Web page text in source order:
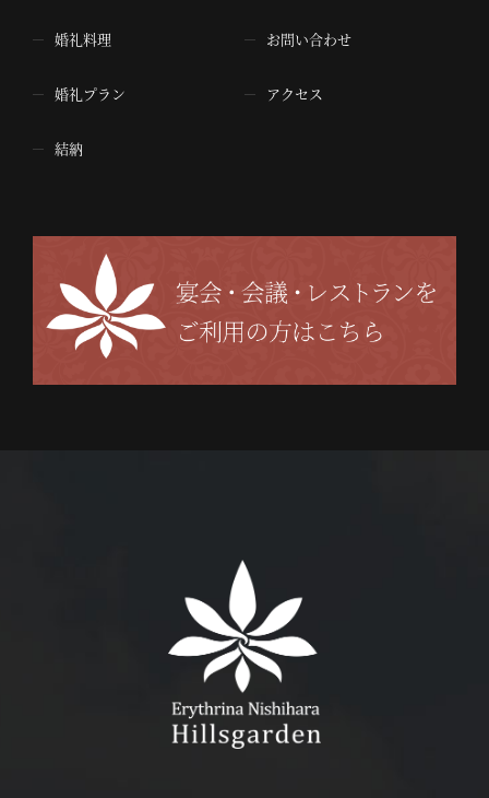
婚礼料理
婚礼プラン
結納
お問い合わせ
アクセス